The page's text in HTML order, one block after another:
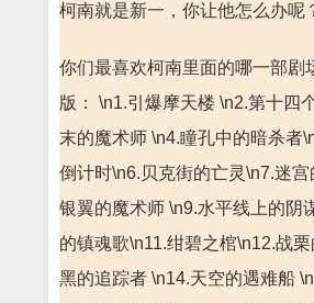
柯南就是新一，你让他怎么办呢
你们最喜欢柯南里面的哪一部剧
版： \n1.引爆摩天楼 \n2.第十四
末的魔术师 \n4.瞳孔中的暗杀者
倒计时\n6.贝克街的亡灵\n7.迷
银翼的魔术师 \n9.水平线上的阴
的镇魂歌\n11.绀碧之棺\n12.战
黑的追踪者 \n14.天空的遇难船